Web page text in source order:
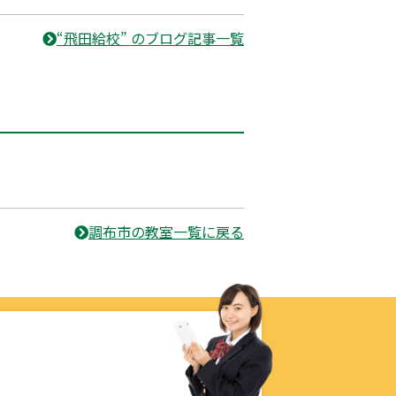
“飛田給校” のブログ記事一覧
調布市の教室一覧に戻る